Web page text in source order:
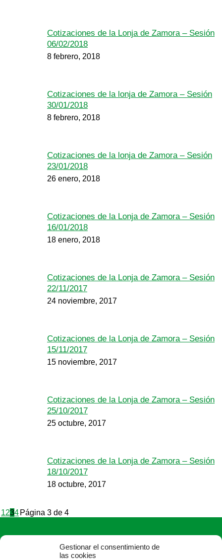
Gestionar el consentimiento de
las cookies
Cotizaciones de la Lonja de Zamora – Sesión
06/02/2018
8 febrero, 2018
Cotizaciones de la lonja de Zamora – Sesión
30/01/2018
8 febrero, 2018
Cotizaciones de la lonja de Zamora – Sesión
23/01/2018
26 enero, 2018
Cotizaciones de la Lonja de Zamora – Sesión
16/01/2018
18 enero, 2018
Cotizaciones de la Lonja de Zamora – Sesión
22/11/2017
24 noviembre, 2017
Cotizaciones de la Lonja de Zamora – Sesión
15/11/2017
15 noviembre, 2017
Cotizaciones de la Lonja de Zamora – Sesión
25/10/2017
25 octubre, 2017
Cotizaciones de la Lonja de Zamora – Sesión
18/10/2017
18 octubre, 2017
1234 Página 3 de 4